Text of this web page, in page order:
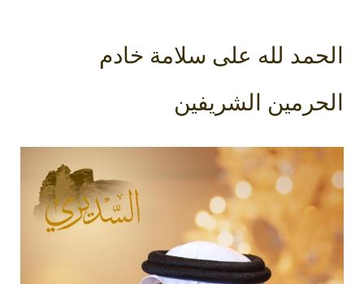
الحمد لله على سلامة خادم
الحرمين الشريفين